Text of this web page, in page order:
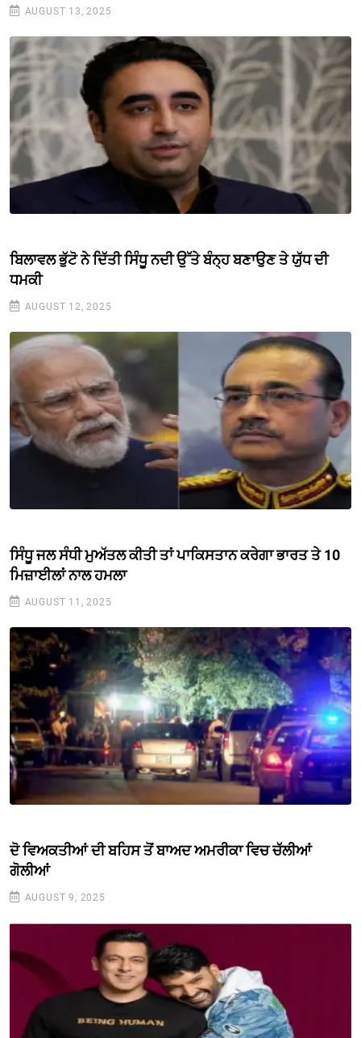
AUGUST 13, 2025
ਬਿਲਾਵਲ ਭੁੱਟੋ ਨੇ ਦਿੱਤੀ ਸਿੰਧੂ ਨਦੀ ਉੱਤੇ ਬੰਨ੍ਹ ਬਣਾਉਣ ਤੇ ਯੁੱਧ ਦੀ
ਧਮਕੀ
AUGUST 12, 2025
ਸਿੰਧੂ ਜਲ ਸੰਧੀ ਮੁਅੱਤਲ ਕੀਤੀ ਤਾਂ ਪਾਕਿਸਤਾਨ ਕਰੇਗਾ ਭਾਰਤ ਤੇ 10
ਮਿਜ਼ਾਈਲਾਂ ਨਾਲ ਹਮਲਾ
AUGUST 11, 2025
ਦੋ ਵਿਅਕਤੀਆਂ ਦੀ ਬਹਿਸ ਤੋਂ ਬਾਅਦ ਅਮਰੀਕਾ ਵਿਚ ਚੱਲੀਆਂ
ਗੋਲੀਆਂ
AUGUST 9, 2025